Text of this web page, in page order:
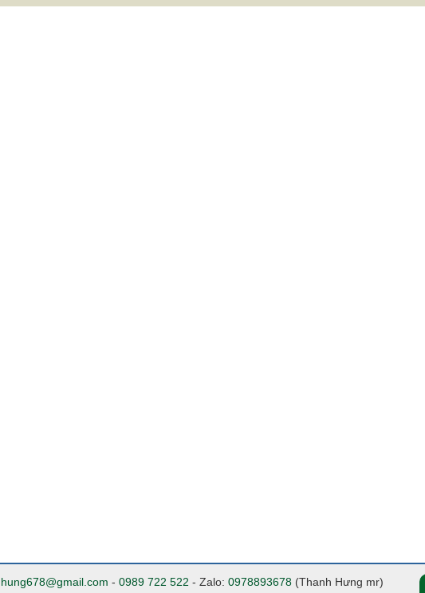
- 0989 722 522 - Zalo: 0978893678(Thanh Hưng mr)